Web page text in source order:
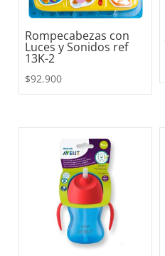
Rompecabezas con
Luces y Sonidos ref
13K-2
$92.900